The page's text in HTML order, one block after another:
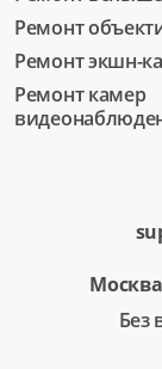
Ремонт
Ремонт экшн-
Ремонт камер
Без